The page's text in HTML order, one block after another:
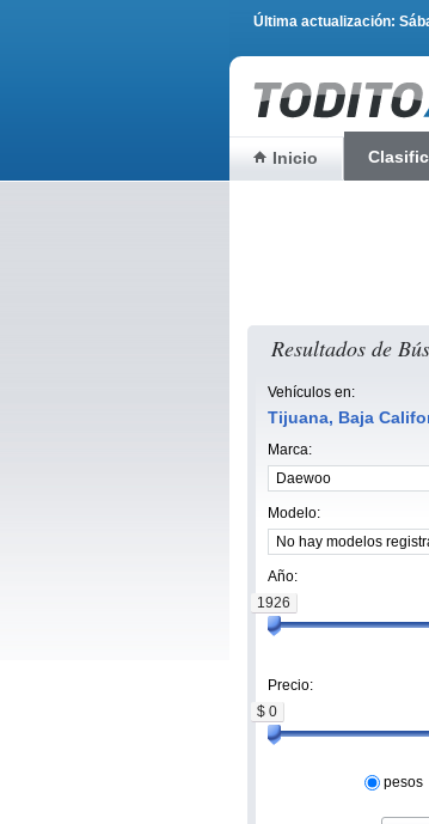
Última actualización:
Inicio
Resultados de
Vehículos en:
Tijuana, Baja
Marca:
Modelo:
Año:
1926
Precio:
$ 0
pesos